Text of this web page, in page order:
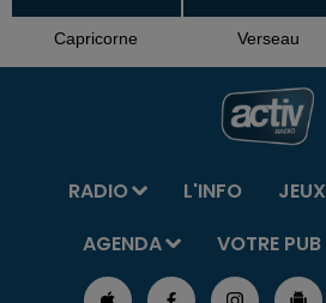
Capricorne Verseau
RADIO L'INFO JEUX
AGENDA
VOTRE PUB